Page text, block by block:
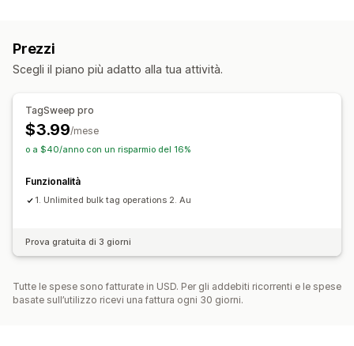
Prezzi
Scegli il piano più adatto alla tua attività.
TagSweep pro
$3.99/mese
o a $40/anno con un risparmio del 16%
Funzionalità
1. Unlimited bulk tag operations 2. Au
Prova gratuita di 3 giorni
Tutte le spese sono fatturate in USD. Per gli addebiti ricorrenti e le spese
basate sull’utilizzo ricevi una fattura ogni 30 giorni.